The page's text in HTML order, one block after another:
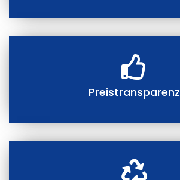
Preistransparenz